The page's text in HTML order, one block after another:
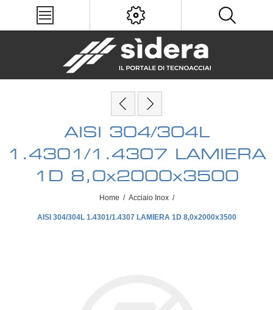
AISI 304/304L
1.4301/1.4307 LAMIERA
1D 8,0x2000x3500
Home / Acciaio Inox /
AISI 304/304L 1.4301/1.4307 LAMIERA 1D 8,0x2000x3500